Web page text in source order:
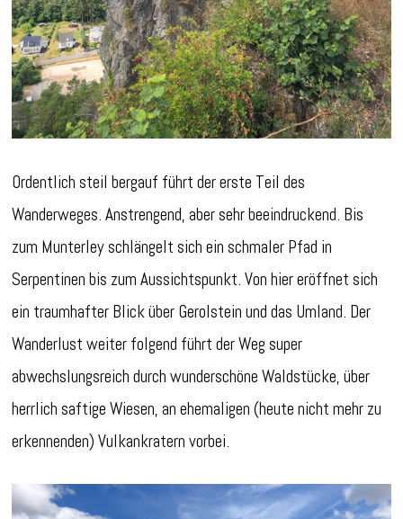
Ordentlich steil bergauf führt der erste Teil des
Wanderweges. Anstrengend, aber sehr beeindruckend. Bis
zum Munterley schlängelt sich ein schmaler Pfad in
Serpentinen bis zum Aussichtspunkt. Von hier eröffnet sich
ein traumhafter Blick über Gerolstein und das Umland. Der
Wanderlust weiter folgend führt der Weg super
abwechslungsreich durch wunderschöne Waldstücke, über
herrlich saftige Wiesen, an ehemaligen (heute nicht mehr zu
erkennenden) Vulkankratern vorbei.